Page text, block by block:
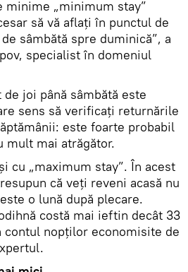
„minimum stay”
să vă aflați în punctul de
sâmbătă spre duminică”, a
specialist în domeniul
joi până sâmbătă este
sens să verificați returnările
este foarte probabil
mult mai atrăgător.
cu „maximum stay”. În acest
că veți reveni acasă nu
o lună după plecare.
costă mai ieftin decât 33
contul nopților economisite de